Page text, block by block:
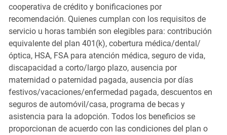
cooperativa de crédito y bonificaciones por
recomendación. Quienes cumplan con los requisitos de
servicio u horas también son elegibles para: contribución
equivalente del plan 401(k), cobertura médica/dental/
óptica, HSA, FSA para atención médica, seguro de vida,
discapacidad a corto/largo plazo, ausencia por
maternidad o paternidad pagada, ausencia por días
festivos/vacaciones/enfermedad pagada, descuentos en
seguros de automóvil/casa, programa de becas y
asistencia para la adopción. Todos los beneficios se
proporcionan de acuerdo con las condiciones del plan o